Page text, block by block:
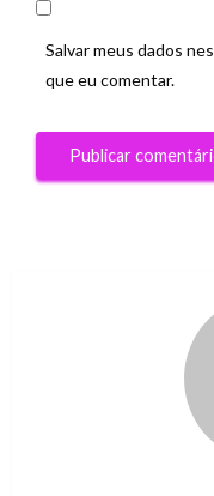
Salvar meus dados
que eu comentar.